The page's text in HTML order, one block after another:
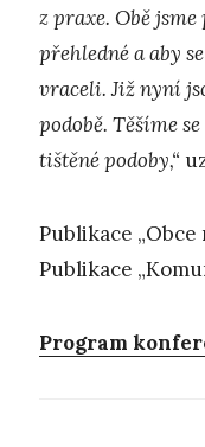
z praxe. Obě
přehledné a aby
vraceli. Již nyní
podobě. Těšíme
tištěné podoby,“
Publikace „Obce
Publikace
Program